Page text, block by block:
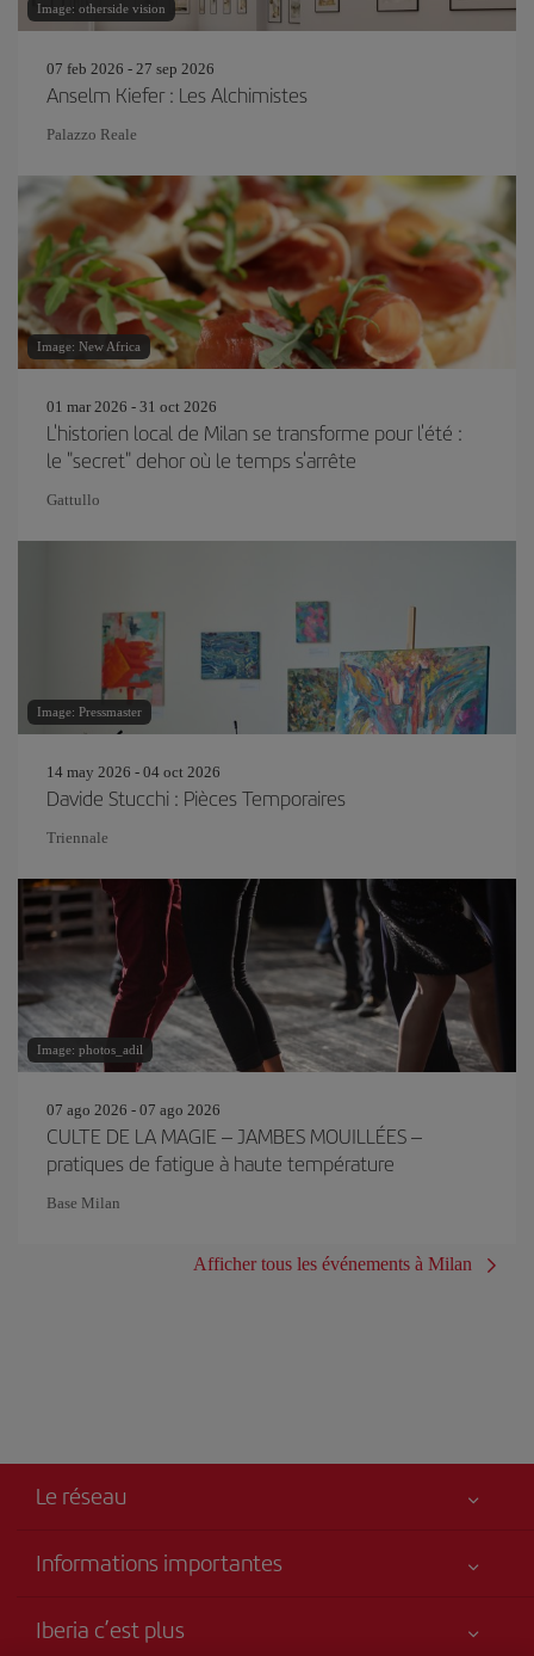
Image: otherside vision
07 feb 2026 - 27 sep 2026
Anselm Kiefer : Les Alchimistes
Palazzo Reale
Image: New Africa
01 mar 2026 - 31 oct 2026
L'historien local de Milan se transforme pour l'été :
le "secret" dehor où le temps s'arrête
Gattullo
Image: Pressmaster
14 may 2026 - 04 oct 2026
Davide Stucchi : Pièces Temporaires
Triennale
Image: photos_adil
07 ago 2026 - 07 ago 2026
CULTE DE LA MAGIE – JAMBES MOUILLÉES –
pratiques de fatigue à haute température
Base Milan
Afficher tous les événements à Milan
Le réseau
Informations importantes
Accessibilité
Iberia c’est plus